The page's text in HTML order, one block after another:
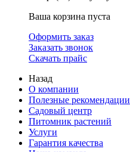
Ваша корзина пуста
Оформить заказ
Заказать звонок
Скачать прайс
Назад
О компании
Полезные рекомендации
Садовый центр
Питомник растений
Услуги
Гарантия качества